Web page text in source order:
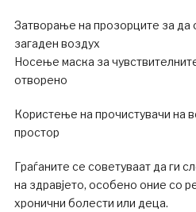
Затворање на прозорците за да
загаден воздух
Носење маска за
отворено
Користење на прочистувачи на
простор
Граѓаните се советуваат да ги
на здравјето, особено оние со
хронични болести или деца.